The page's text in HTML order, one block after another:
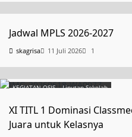
Jadwal MPLS 2026-2027
skagrisa 11 Juli 2026 1
KEGIATAN OSIS Liputan Sekolah
XI TITL 1 Dominasi
Juara untuk Kelasnya